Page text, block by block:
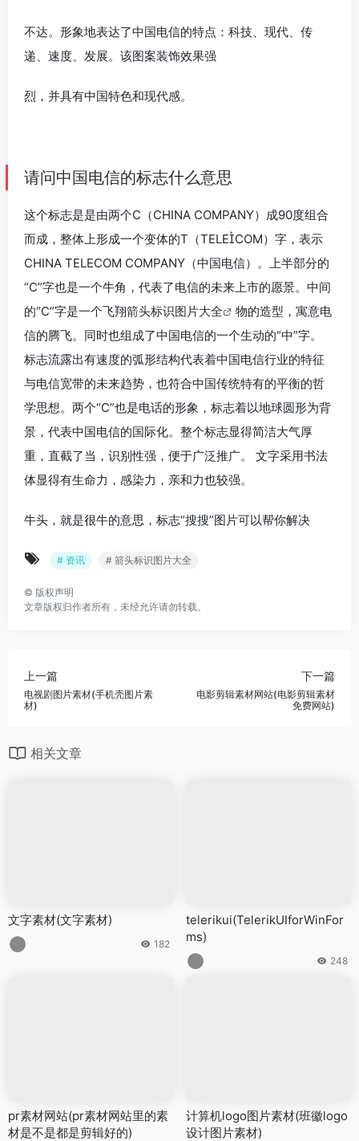
不达。形象地表达了中国电信的特点：科技、现代、传
递、速度、发展。该图案装饰效果强
烈，并具有中国特色和现代感。
请问中国电信的标志什么意思
这个标志是是由两个C（CHINA COMPANY）成90度组合
而成，整体上形成一个变体的T（TELECOM）字，表示
CHINA TELECOM COMPANY（中国电信）。上半部分的
“C”字也是一个牛角，代表了电信的未来上市的愿景。中间
的“C”字是一个飞翔箭头标识图片大全
物的造型，寓意电
信的腾飞。同时也组成了中国电信的一个生动的“中”字。
标志流露出有速度的弧形结构代表着中国电信行业的特征
与电信宽带的未来趋势，也符合中国传统特有的平衡的哲
学思想。两个“C”也是电话的形象，标志着以地球圆形为背
景，代表中国电信的国际化。整个标志显得简洁大气厚
重，直截了当，识别性强，便于广泛推广。 文字采用书法
体显得有生命力，感染力，亲和力也较强。
牛头，就是很牛的意思，标志“搜搜”图片可以帮你解决
# 资讯 # 箭头标识图片大全
© 版权声明
文章版权归作者所有，未经允许请勿转载。
上一篇
电视剧图片素材(手机壳图片素
材)
下一篇
电影剪辑素材网站(电影剪辑素材
免费网站)
相关文章
文字素材(文字素材)
182
telerikui(TelerikUIforWinFor
ms)
248
pr素材网站(pr素材网站里的素
材是不是都是剪辑好的)
计算机logo图片素材(班徽logo
设计图片素材)